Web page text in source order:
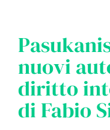
nuovi
diritto
di Fabio